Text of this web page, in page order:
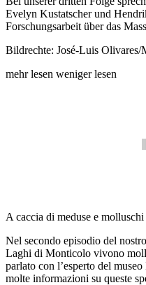
Evelyn Kustatscher und
Forschungsarbeit über das
Bildrechte: José-Luis Olivares/
mehr lesen weniger lesen
A caccia di meduse e
Nel secondo episodio del
Laghi di Monticolo vivono
parlato con l’esperto del
molte informazioni su queste